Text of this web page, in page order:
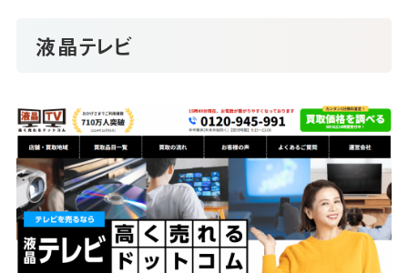
液晶テレビ